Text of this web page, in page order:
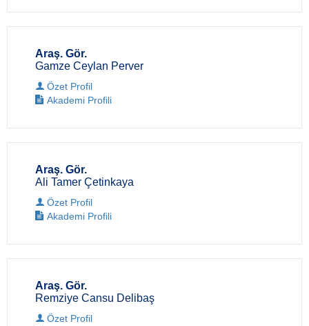
Araş. Gör.
Gamze Ceylan Perver
Özet Profil
Akademi Profili
Araş. Gör.
Ali Tamer Çetinkaya
Özet Profil
Akademi Profili
Araş. Gör.
Remziye Cansu Delibaş
Özet Profil